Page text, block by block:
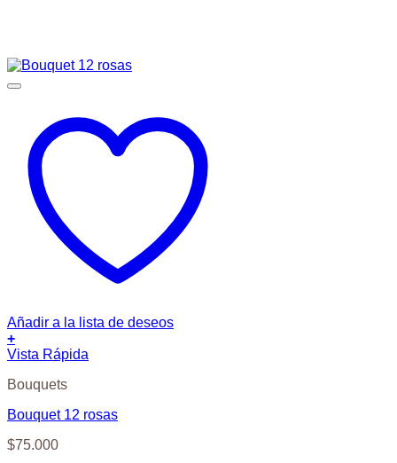
Añadir a la lista de deseos
+
Vista Rápida
Bouquets
Bouquet 12 rosas
$75.000